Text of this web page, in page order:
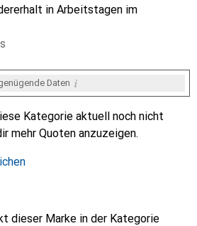
in Arbeitstagen im
Daten i
iiii
Kategorie aktuell noch nicht
mehr Quoten anzuzeigen.
dieser Marke in der Kategorie